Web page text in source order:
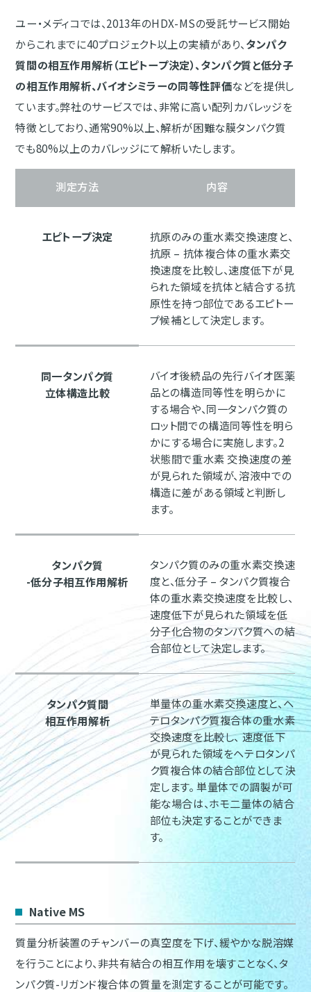
ユー・メディコでは、2013年のHDX-MSの受託サービス開始
からこれまでに40プロジェクト以上の実績があり、 タンパク
質間の相互作用解析（エピトープ決定）、タンパク質と低分子
の相互作用解析、バイオシミラーの同等性評価などを提供し
ています。弊社のサービスでは、非常に高い配列カバレッジを
特徴としており、通常90%以上、解析が困難な膜タンパク質
でも80%以上のカバレッジにて解析いたします。
測定方法 内容
エピトープ決定
抗原のみの重水素交換速度と、
抗原 – 抗体複合体の重水素交
換速度を比較し、速度低下が見
られた領域を抗体と結合する抗
原性を持つ部位であるエピトー
プ候補として決定します。
同一タンパク質
立体構造比較
バイオ後続品の先行バイオ医薬
品との構造同等性を明らかに
する場合や、同一タンパク質の
ロット間での構造同等性を明ら
かにする場合に実施します。2
状態間で重水素 交換速度の差
が見られた領域が、溶液中での
構造に差がある領域と判断し
ます。
タンパク質
-低分子相互作用解析
タンパク質のみの重水素交換速
度と、低分子 – タンパク質複合
体の重水素交換速度を比較し、
速度低下が見られた領域を低
分子化合物のタンパク質への結
合部位として決定します。
タンパク質間
相互作用解析
単量体の重水素交換速度と、ヘ
テロタンパク質複合体の重水素
交換速度を比較し、 速度低下
が見られた領域をヘテロタンパ
ク質複合体の結合部位として決
定します。 単量体での調製が可
能な場合は、ホモ二量体の結合
部位も決定することができま
す。
Native MS
質量分析装置のチャンバーの真空度を下げ、緩やかな脱溶媒
を行うことにより、非共有結合の相互作用を壊すことなく、タ
ンパク質-リガンド複合体の質量を測定することが可能です。